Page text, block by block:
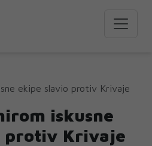
ekipe slavio protiv Krivaje
iskusne
protiv Krivaje